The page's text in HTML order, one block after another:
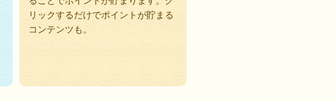
リックするだけでポイントが貯まる
コンテンツも。